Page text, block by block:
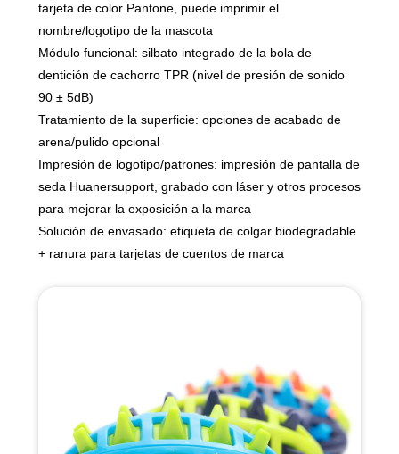
tarjeta de color Pantone, puede imprimir el
nombre/logotipo de la mascota
Módulo funcional: silbato integrado de la bola de
dentición de cachorro TPR (nivel de presión de sonido
90 ± 5dB)
Tratamiento de la superficie: opciones de acabado de
arena/pulido opcional
Impresión de logotipo/patrones: impresión de pantalla de
seda Huanersupport, grabado con láser y otros procesos
para mejorar la exposición a la marca
Solución de envasado: etiqueta de colgar biodegradable
+ ranura para tarjetas de cuentos de marca